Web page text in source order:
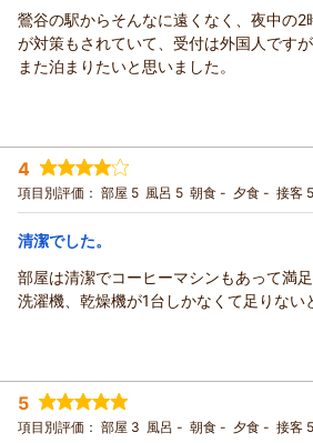
また、電車の走行音や館内設備の音、周
も、ごゆっくりお休みいただけなかった
っております。設備面ですぐに改善が難
が、いただいたご意見を真摯に受け止
この度は率直なご意見をお寄せいただき
いました。お客様からのお声を大切にし
を目指して改善を重ねてまいります。
この度はホテルセレッソをご利用いただ
ざいました。
数あるホテルの中から当ホテルをお選び
をお寄せいただきましたこと、心より
価格面にご満足いただき、「この価格
いただけたことを大変嬉しく思います。
価格でありながら、快適にお過ごしいた
ービスの向上に努めてまいります。
次回ご利用いただく際には、価格だけで
スについてもさらにご満足いただけるよ
またお近くへお越しの際は、ぜひホテル
さい。スタッフ一同、心よりお待ちして
鶯谷の駅からそんなに遠くなく、夜中の
が対策もされていて、受付は外国人です
また泊まりたいと思いました。
投稿者： どりさん(女性/50代)
宿泊プラン： 【お得なバリュープラン】素泊まり
宿泊価格帯： 3,001～4,000円(大人一人あたり/
ホテル セレッソからの返信
この度はホテルセレッソをご利用いただ
温かいご感想をお寄せいただき、誠にあ
当ホテルの立地や深夜のセキュリティ対
対応についてお褒めのお言葉をいただき
しました。スタッフにも共有し、今後
ます。
深夜2時から5時までの施錠につきまし
ご滞在いただけるよう、防犯対策の一環
4
項目別評価： 部屋 5 風呂 5 朝食 - 夕食 - 接客 5
清潔でした。
部屋は清潔でコーヒーマシンもあって満足
洗濯機、乾燥機が1台しかなくて足りない
投稿者： リョウコさん(女性/40代)
宿泊プラン： 【早期割30】◆清掃なし◆連泊で
予約でお得な素泊まりプラン
ツイン 食事なし
5
項目別評価： 部屋 3 風呂 - 朝食 - 夕食 - 接客 5